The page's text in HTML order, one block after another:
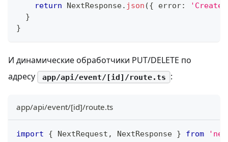
return NextResponse. json ({ error:
}
}
И динамические обработчики PUT/DELETE по
адресу
app/api/event/[id]/route.ts :
app/api/event/[id]/route.ts
import { NextRequest , NextResponse } from